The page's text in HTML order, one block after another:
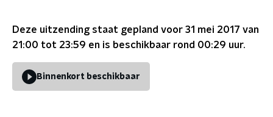
Deze uitzending staat gepland voor 31 mei 2017 van
21:00 tot 23:59 en is beschikbaar rond 00:29 uur.
Binnenkort beschikbaar